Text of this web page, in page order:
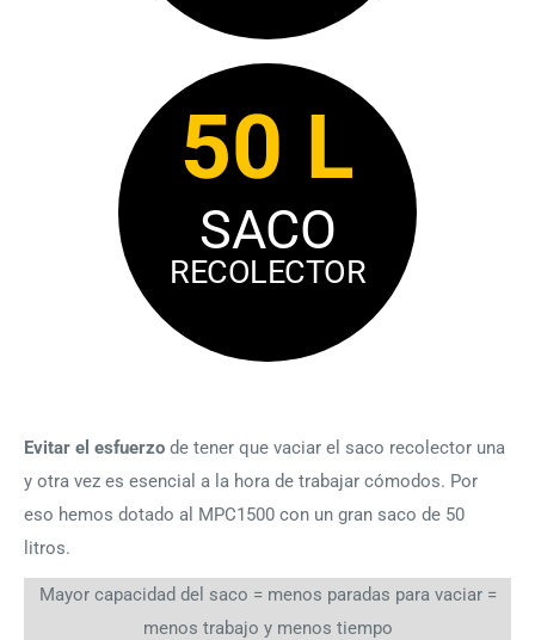
50 L
SACO
RECOLECTOR
Evitar el esfuerzo de tener que vaciar el saco recolector una
y otra vez es esencial a la hora de trabajar cómodos. Por
eso hemos dotado al MPC1500 con un gran saco de 50
litros.
Mayor capacidad del saco = menos paradas para vaciar =
menos trabajo y menos tiempo